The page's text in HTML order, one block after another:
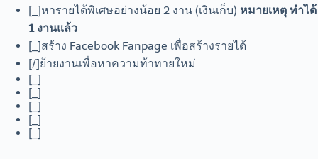
[_]หารายได้พิเศษอย่างน้อย 2 งาน (เงินเก็บ) หมายเหตุ ทำได้
1 งานแล้ว
[_]สร้าง Facebook Fanpage เพื่อสร้างรายได้
[/]ย้ายงานเพื่อหาความท้าทายใหม่
[_]
[_]
[_]
[_]
[_]